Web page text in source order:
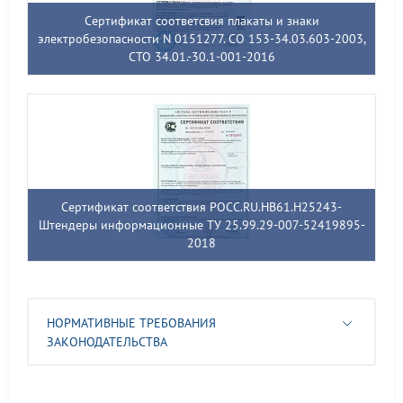
Сертификат соответсвия плакаты и знаки
электробезопасности N 0151277. СО 153-34.03.603-2003,
СТО 34.01.-30.1-001-2016
Сертификат соответствия РОСС.RU.НВ61.Н25243-
Штендеры информационные ТУ 25.99.29-007-52419895-
2018
НОРМАТИВНЫЕ ТРЕБОВАНИЯ
ЗАКОНОДАТЕЛЬСТВА